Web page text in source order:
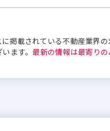
掲載されている不動産業界の
ます。 最新の情報は最寄り